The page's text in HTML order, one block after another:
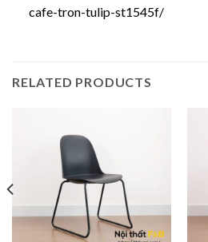
cafe-tron-tulip-st1545f/
RELATED PRODUCTS